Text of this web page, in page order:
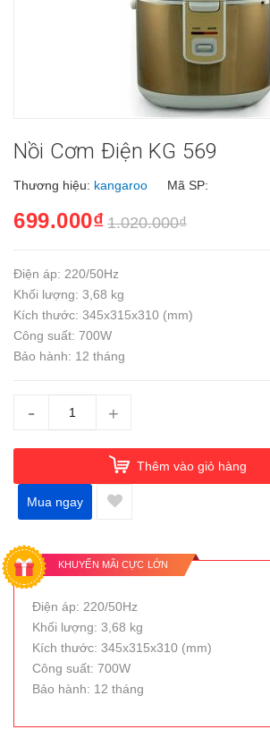
Nồi Cơm Điện KG 569
Thương hiệu: kangaroo Mã SP:
699.000₫ 1.020.000₫
Điện áp: 220/50Hz
Khối lượng: 3,68 kg
Kích thước: 345x315x310 (mm)
Công suất: 700W
Bảo hành: 12 tháng
- +
Thêm vào giỏ hàng
Mua ngay
KHUYẾN MÃI CỰC LỚN
Điện áp: 220/50Hz
Khối lượng: 3,68 kg
Kích thước: 345x315x310 (mm)
Công suất: 700W
Bảo hành: 12 tháng